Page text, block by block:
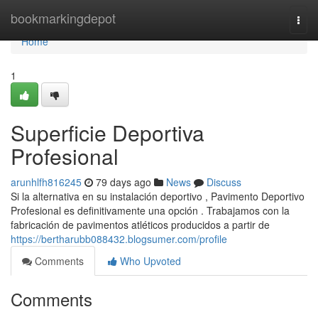
bookmarkingdepot
Home
Home
1
Superficie Deportiva
Profesional
arunhlfh816245 79 days ago News
Discuss
Si la alternativa en su instalación deportivo , Pavimento Deportivo
Profesional es definitivamente una opción . Trabajamos con la
fabricación de pavimentos atléticos producidos a partir de
https://bertharubb088432.blogsumer.com/profile
Comments
Who Upvoted
Comments